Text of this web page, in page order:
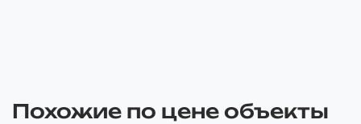
Похожие по цене объекты